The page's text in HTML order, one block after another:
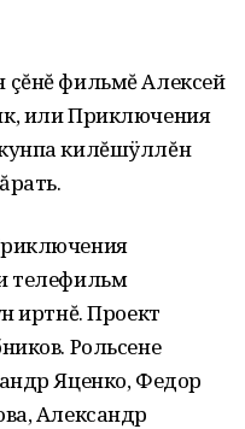
фильмĕ Алексей
или Приключения
килĕшÿллĕн
телефильм
иртнĕ. Проект
Рольсене
Яценко, Федор
Александр